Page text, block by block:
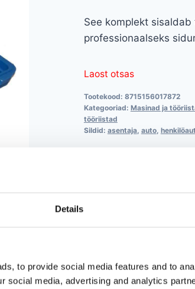
Details
to provide social media features and to
social media, advertising and analytics
See komplekt
professionaalseks
Laost otsas
Tootekood: 8715156017872
Kategooriad: Masinad ja
tööriistad
Sildid: asentaja, auto,
sisemise sidevarda otsa kiireks